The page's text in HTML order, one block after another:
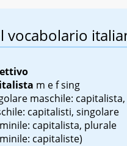
vocabolario
m ef sing
maschile:
capitalisti, singolare
capitalista, plurale
capitaliste)